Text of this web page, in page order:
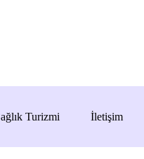
Turizmi İletişim